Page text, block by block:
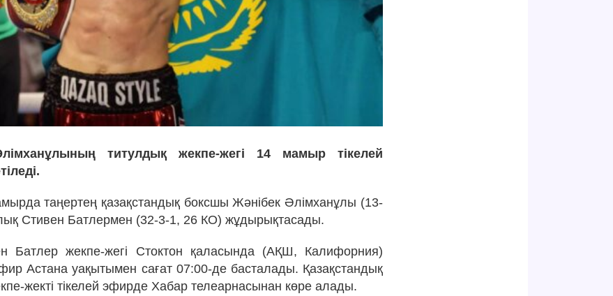
титулдық жекпе-жегі 14 мамыр тікелей
таңертең қазақстандық боксшы Жәнібек Әлімханұлы (13-
Стивен Батлермен (32-3-1, 26 КО) жұдырықтасады.
Батлер жекпе-жегі Стоктон қаласында (АҚШ, Калифорния)
Астана уақытымен сағат 07:00-де басталады. Қазақстандық
жекті тікелей эфирде Хабар телеарнасынан көре алады.